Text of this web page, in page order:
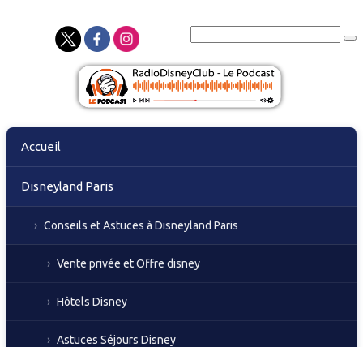
Skip
Accueil
Disneyland Paris
Conseils et Astuces à Disneyland Paris
Vente privée et Offre disney
Hôtels Disney
Astuces Séjours Disney